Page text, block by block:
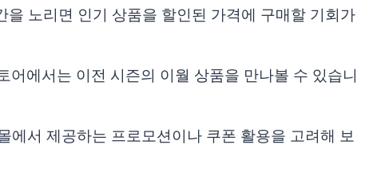
을 노리면 인기 상품을 할인된 가격에 구매할 기회가
어에서는 이전 시즌의 이월 상품을 만나볼 수 있습니
에서 제공하는 프로모션이나 쿠폰 활용을 고려해 보